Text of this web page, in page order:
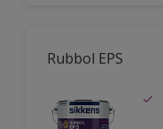
Rubbol EPS